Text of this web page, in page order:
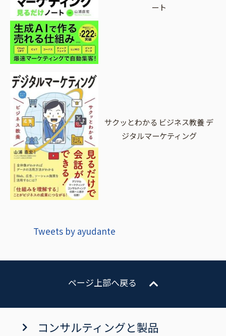
ート
サクッとわかる ビジネス教養 デ
ジタルマーケティング
Tweets by ayudante
ページ上部へ戻る
コンサルティングと製品